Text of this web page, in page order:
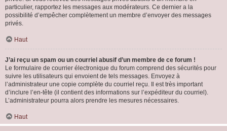
particulier, rapportez les messages aux modérateurs. Ce dernier a la
possibilité d’empêcher complètement un membre d’envoyer des messages
privés.
Haut
J’ai reçu un spam ou un courriel abusif d’un membre de ce forum !
Le formulaire de courrier électronique du forum comprend des sécurités pour
suivre les utilisateurs qui envoient de tels messages. Envoyez à
l’administrateur une copie complète du courriel reçu. Il est très important
d’inclure l’en-tête (il contient des informations sur l’expéditeur du courriel).
L’administrateur pourra alors prendre les mesures nécessaires.
Haut